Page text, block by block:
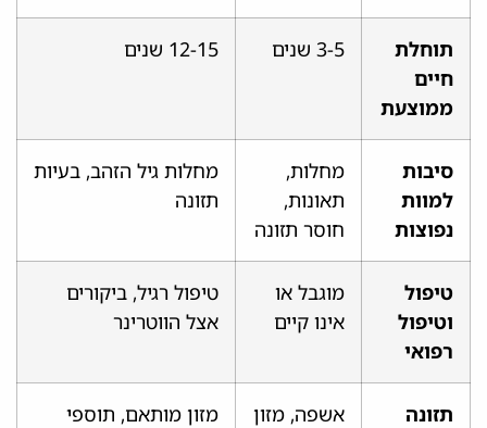
תוחלת
חיים
ממוצעת
3-5 שנים 12-15 שנים
סיבות
למוות
נפוצות
מחלות,
תאונות,
חוסר תזונה
מחלות גיל הזהב, בעיות
תזונה
טיפול
וטיפול
רפואי
מוגבל או
אינו קיים
טיפול רגיל, ביקורים
אצל הווטרינר
תזונה
אשפה, מזון
מזון מותאם, תוספי